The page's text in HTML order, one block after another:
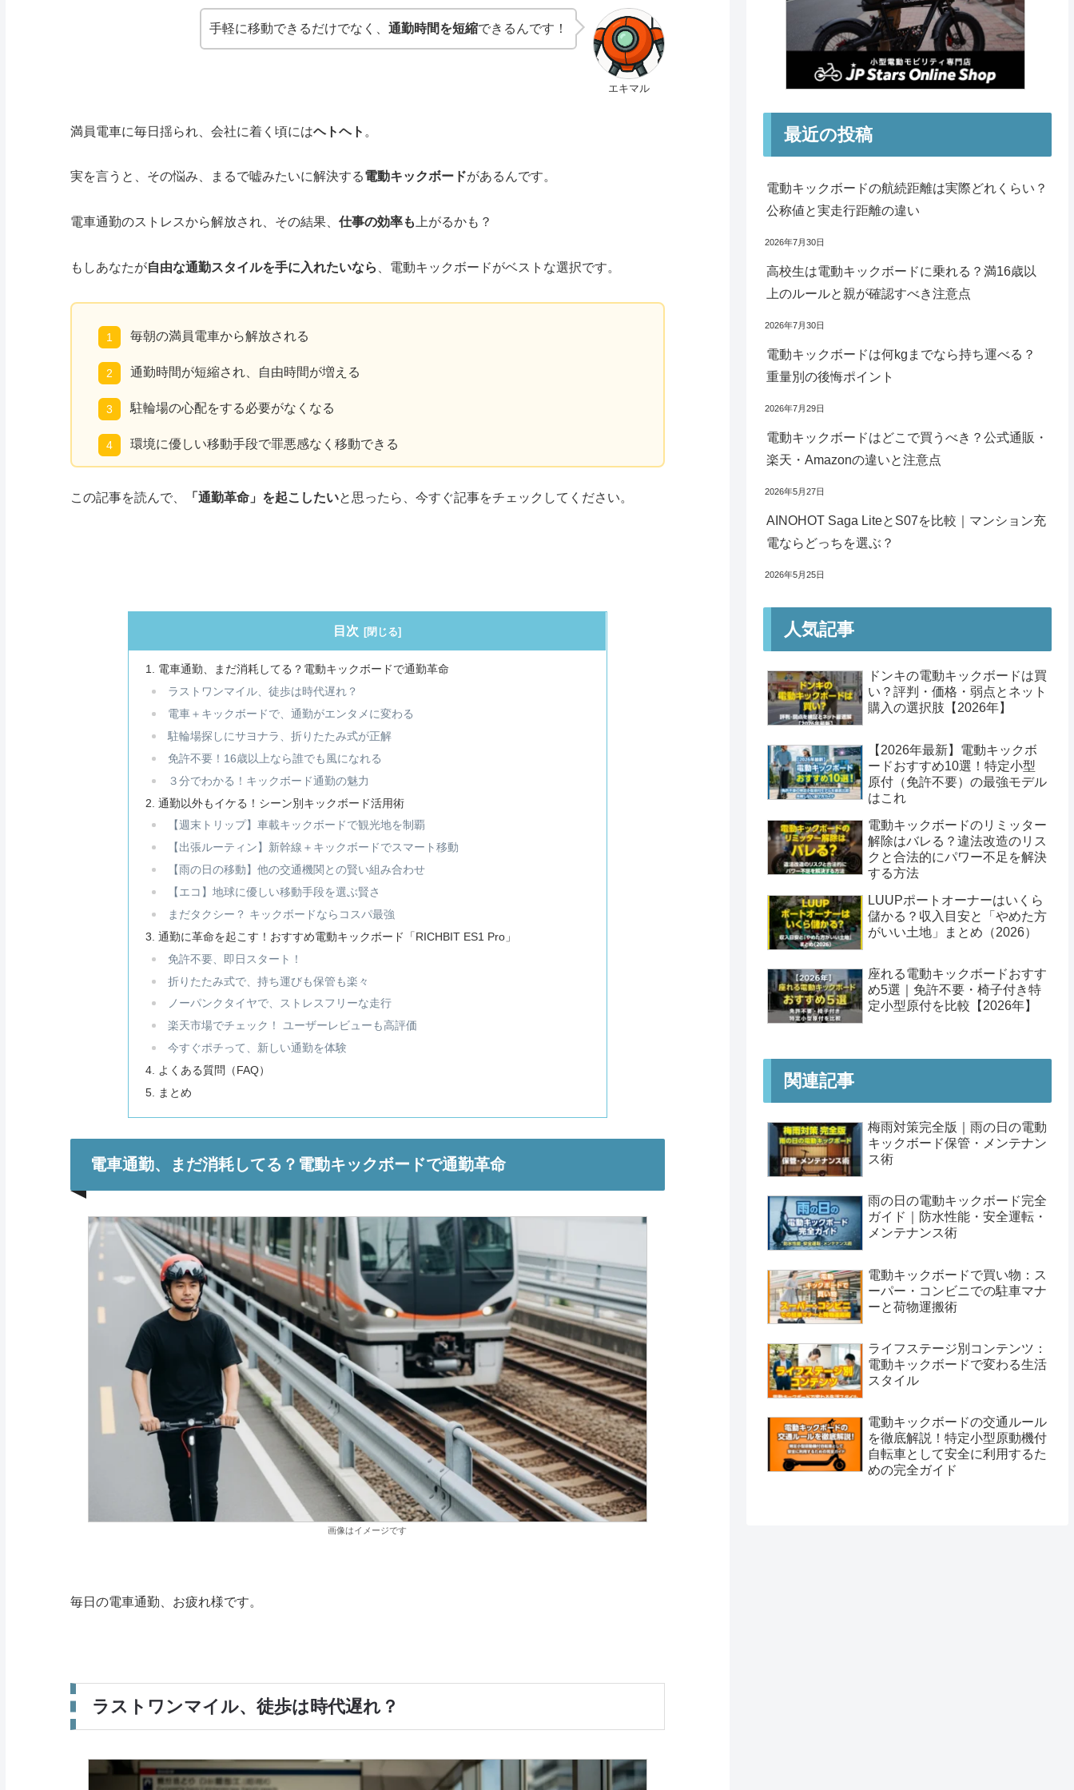
エキマル
手軽に移動できるだけでなく、通勤時間を短縮できるんです！
満員電車に毎日揺られ、会社に着く頃にはヘトヘト 。
実を言うと、その悩み、まるで嘘みたいに解決する電動キックボードがあるんです。
電車通勤のストレスから解放され、その結果、 仕事の効率も 上がるかも？
もしあなたが自由な通勤スタイルを手に入れたいなら 、電動キックボードがベストな選択です。
毎朝の満員電車から解放される
通勤時間が短縮され、自由時間が増える
駐輪場の心配をする必要がなくなる
環境に優しい移動手段で罪悪感なく移動できる
この記事を読んで、 「通勤革命」を起こしたいと思ったら、今すぐ記事をチェックしてください。
目次
電車通勤、まだ消耗してる？電動キックボードで通勤革命
ラストワンマイル、徒歩は時代遅れ？
電車＋キックボードで、通勤がエンタメに変わる
駐輪場探しにサヨナラ、折りたたみ式が正解
免許不要！16歳以上なら誰でも風になれる
３分でわかる！キックボード通勤の魅力
通勤以外もイケる！シーン別キックボード活用術
【週末トリップ】車載キックボードで観光地を制覇
【出張ルーティン】新幹線＋キックボードでスマート移動
【雨の日の移動】他の交通機関との賢い組み合わせ
【エコ】地球に優しい移動手段を選ぶ賢さ
まだタクシー？ キックボードならコスパ最強
通勤に革命を起こす！おすすめ電動キックボード「RICHBIT ES1 Pro」
免許不要、即日スタート！
折りたたみ式で、持ち運びも保管も楽々
ノーパンクタイヤで、ストレスフリーな走行
楽天市場でチェック！ ユーザーレビューも高評価
今すぐポチって、新しい通勤を体験
よくある質問（FAQ）
まとめ
電車通勤、まだ消耗してる？電動キックボードで通勤革命
画像はイメージです
毎日の電車通勤、お疲れ様です。
ラストワンマイル、徒歩は時代遅れ？
最近の投稿
電動キックボードの航続距離は実際どれくらい？
公称値と実走行距離の違い
2026年7月30日
高校生は電動キックボードに乗れる？満16歳以
上のルールと親が確認すべき注意点
2026年7月30日
電動キックボードは何kgまでなら持ち運べる？
重量別の後悔ポイント
2026年7月29日
電動キックボードはどこで買うべき？公式通販・
楽天・Amazonの違いと注意点
2026年5月27日
AINOHOT Saga LiteとS07を比較｜マンション充
電ならどっちを選ぶ？
2026年5月25日
人気記事
ドンキの電動キックボードは買
い？評判・価格・弱点とネット
購入の選択肢【2026年】
【2026年最新】電動キックボ
ードおすすめ10選！特定小型
原付（免許不要）の最強モデル
はこれ
電動キックボードのリミッター
解除はバレる？違法改造のリス
クと合法的にパワー不足を解決
する方法
LUUPポートオーナーはいくら
儲かる？収入目安と「やめた方
がいい土地」まとめ（2026）
座れる電動キックボードおすす
め5選｜免許不要・椅子付き特
定小型原付を比較【2026年】
関連記事
梅雨対策完全版｜雨の日の電動
キックボード保管・メンテナン
ス術
雨の日の電動キックボード完全
ガイド｜防水性能・安全運転・
メンテナンス術
電動キックボードで買い物：ス
ーパー・コンビニでの駐車マナ
ーと荷物運搬術
ライフステージ別コンテンツ：
電動キックボードで変わる生活
スタイル
電動キックボードの交通ルール
を徹底解説！特定小型原動機付
自転車として安全に利用するた
めの完全ガイド